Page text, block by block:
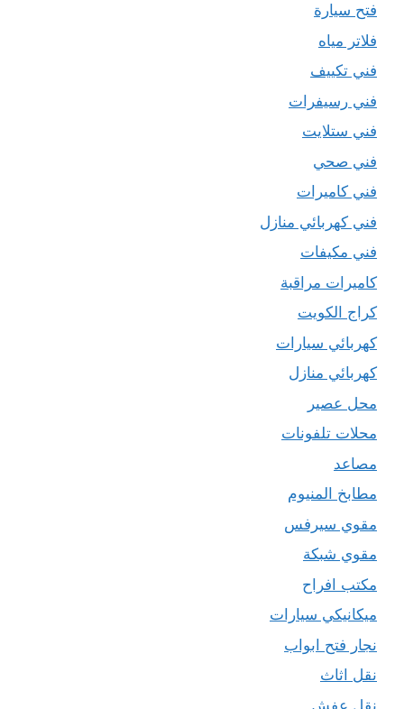
فتح سيارة
فلاتر مياه
فني تكييف
فني رسيفرات
فني ستلايت
فني صحي
فني كاميرات
فني كهربائي منازل
فني مكيفات
كاميرات مراقبة
كراج الكويت
كهربائي سيارات
كهربائي منازل
محل عصير
محلات تلفونات
مصاعد
مطابخ المنيوم
مقوي سيرفس
مقوي شبكة
مكتب افراح
ميكانيكي سيارات
نجار فتح ابواب
نقل اثاث
نقل عفش